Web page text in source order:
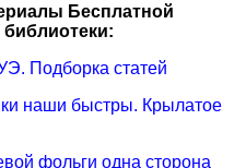
Бесплатной
библиотеки:
Подборка статей
наши быстры. Крылатое
фольги одна сторона